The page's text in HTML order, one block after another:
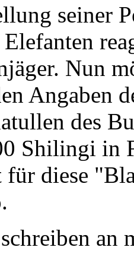
seiner
Elefanten
Nun
Angaben
des
Shilingi in
für diese